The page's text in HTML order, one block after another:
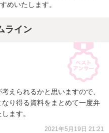
めいたします。
ライン
えられるかと思いますので、
り得る資料をまとめて一度弁
ます。
2021年5月19日 21:21